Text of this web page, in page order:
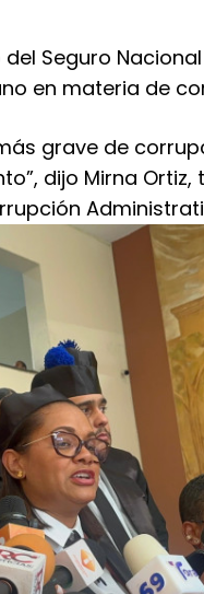
Seguro
en materia de
grave de
dijo Mirna